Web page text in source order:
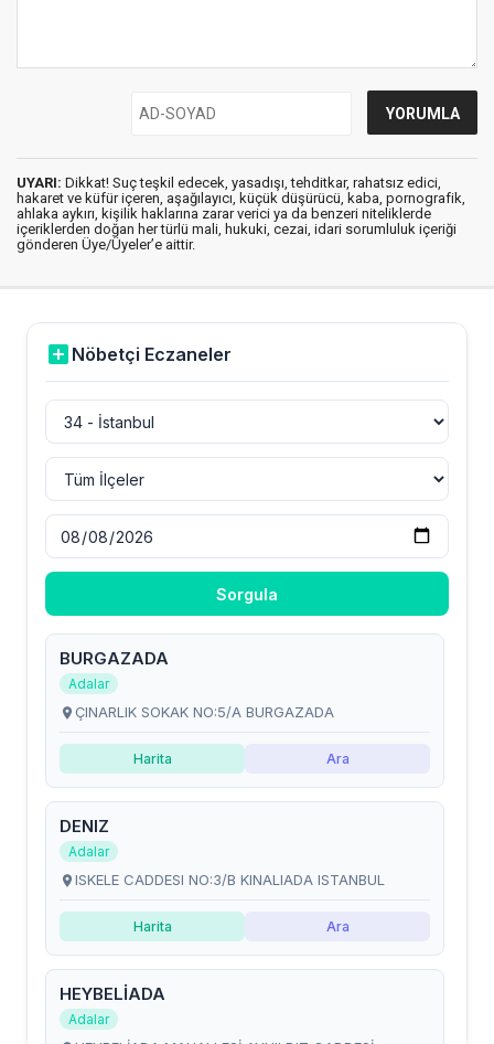
UYARI: Dikkat! Suç teşkil edecek, yasadışı, tehditkar, rahatsız edici,
hakaret ve küfür içeren, aşağılayıcı, küçük düşürücü, kaba, pornografik,
ahlaka aykırı, kişilik haklarına zarar verici ya da benzeri niteliklerde
içeriklerden doğan her türlü mali, hukuki, cezai, idari sorumluluk içeriği
gönderen Üye/Üyeler’e aittir.